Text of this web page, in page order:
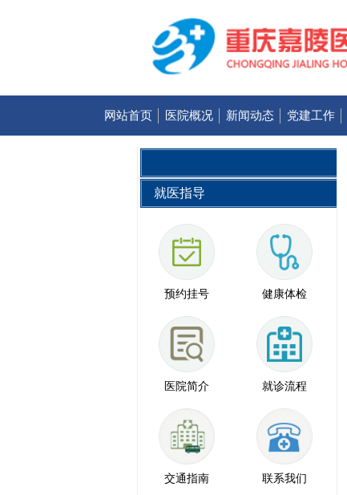
网站首页 医院概况 新闻动态 党建工作
就医指导
预约挂号 健康体检
医院简介 就诊流程
交通指南 联系我们